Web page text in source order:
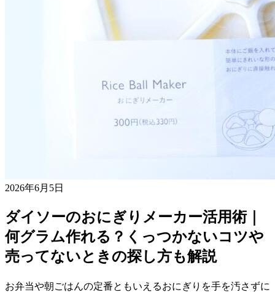
2026年6月5日
ダイソーのおにぎりメーカー活用術｜
何グラム作れる？くっつかないコツや
売ってないときの探し方も解説
お弁当や朝ごはんの定番ともいえるおにぎりを手を汚さずに